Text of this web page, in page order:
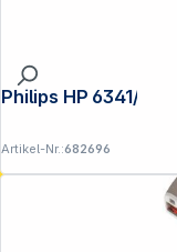
Philips HP 6341/00
Artikel-Nr.:682696